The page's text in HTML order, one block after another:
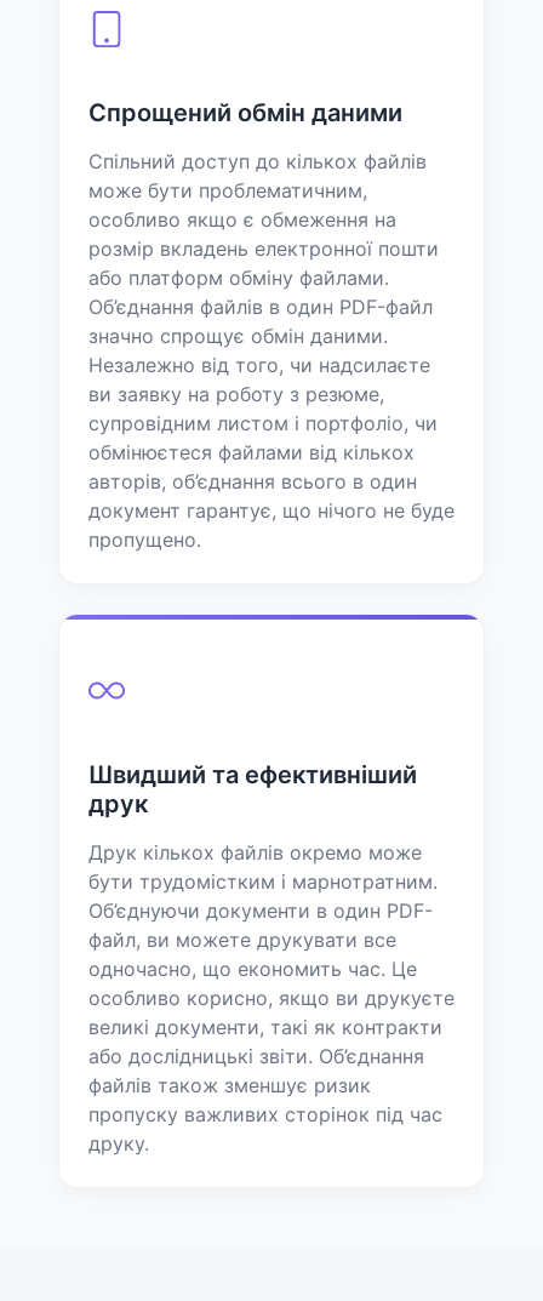
Спрощений обмін даними
Спільний доступ до кількох файлів
може бути проблематичним,
особливо якщо є обмеження на
розмір вкладень електронної пошти
або платформ обміну файлами.
Об’єднання файлів в один PDF-файл
значно спрощує обмін даними.
Незалежно від того, чи надсилаєте
ви заявку на роботу з резюме,
супровідним листом і портфоліо, чи
обмінюєтеся файлами від кількох
авторів, об’єднання всього в один
документ гарантує, що нічого не буде
пропущено.
Швидший та ефективніший
друк
Друк кількох файлів окремо може
бути трудомістким і марнотратним.
Об’єднуючи документи в один PDF-
файл, ви можете друкувати все
одночасно, що економить час. Це
особливо корисно, якщо ви друкуєте
великі документи, такі як контракти
або дослідницькі звіти. Об’єднання
файлів також зменшує ризик
пропуску важливих сторінок під час
друку.